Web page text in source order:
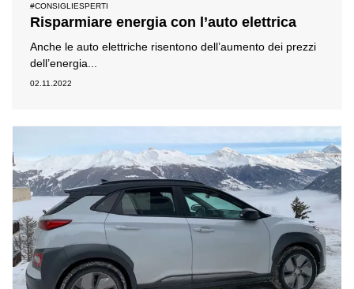
#CONSIGLIESPERTI
Risparmiare energia con l’auto elettrica
Anche le auto elettriche risentono dell’aumento dei prezzi
dell’energia...
02.11.2022